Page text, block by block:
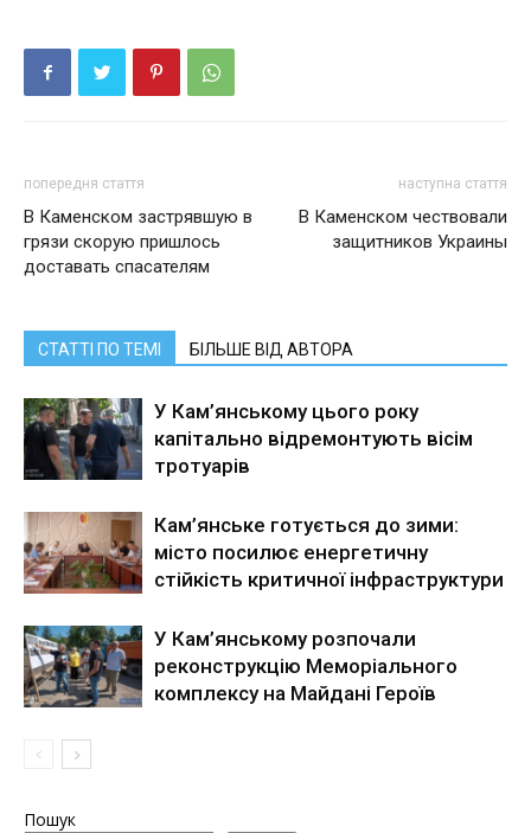
попередня стаття
В Каменском застрявшую в
грязи скорую пришлось
доставать спасателям
наступна стаття
В Каменском чествовали
защитников Украины
СТАТТІ ПО ТЕМІ БІЛЬШЕ ВІД АВТОРА
У Кам’янському цього року
капітально відремонтують вісім
тротуарів
Кам’янське готується до зими:
місто посилює енергетичну
стійкість критичної інфраструктури
У Кам’янському розпочали
реконструкцію Меморіального
комплексу на Майдані Героїв
Пошук